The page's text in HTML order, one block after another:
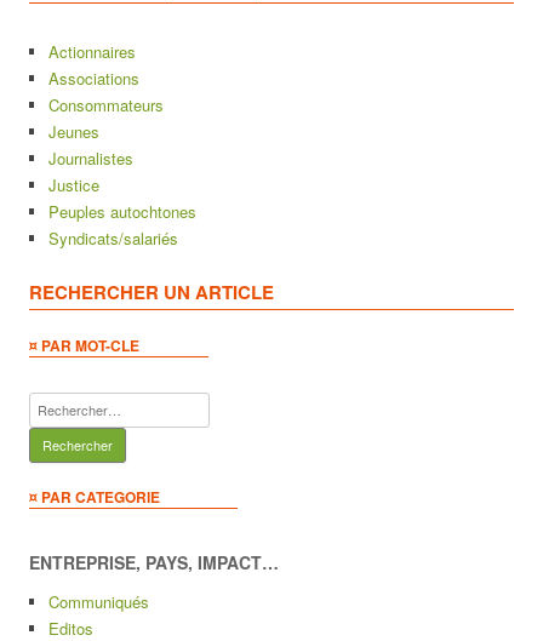
Actionnaires
Associations
Consommateurs
Jeunes
Journalistes
Justice
Peuples autochtones
Syndicats/salariés
RECHERCHER UN ARTICLE
¤ PAR MOT-CLE
Rechercher :
¤ PAR CATEGORIE
ENTREPRISE, PAYS, IMPACT…
Communiqués
Editos